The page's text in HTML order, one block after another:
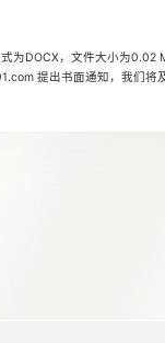
为DOCX，文件大小为0.02
提出书面通知，我们将